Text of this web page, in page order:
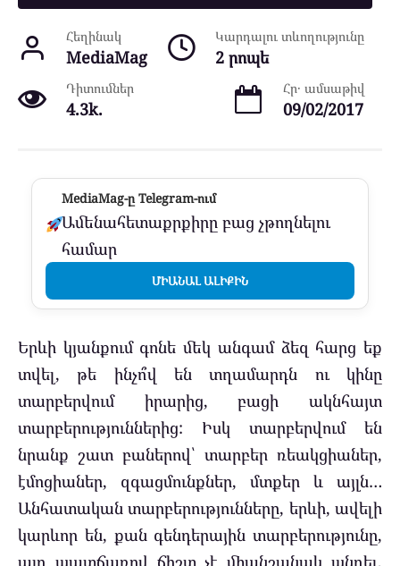
Հեղինակ
MediaMag
Կարդալու տևողությունը
2 րոպե
Դիտումներ
4.3k.
Հր․ ամսաթիվ
09/02/2017
MediaMag-ը Telegram-ում
Ամենահետաքրքիրը բաց չթողնելու
համար
ՄԻԱՆԱԼ ԱԼԻՔԻՆ
Երևի կյանքում գոնե մեկ անգամ ձեզ հարց եք
տվել, թե ինչո՞վ են տղամարդն ու կինը
տարբերվում իրարից, բացի ակնհայտ
տարբերություններից: Իսկ տարբերվում են
նրանք շատ բաներով՝ տարբեր ռեակցիաներ,
էմոցիաներ, զգացմունքներ, մտքեր և այլն…
Անհատական տարբերությունները, երևի, ավելի
կարևոր են, քան գենդերային տարբերությունը,
այդ պատճառով ճիշտ չէ միանշանակ պնդել,